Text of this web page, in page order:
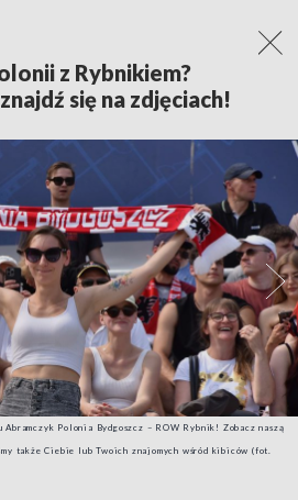
z Rybnikiem?
się na zdjęciach!
Abramczyk Polonia Bydgoszcz – ROW Rybnik! Zobacz naszą
także Ciebie lub Twoich znajomych wśród kibiców (fot.